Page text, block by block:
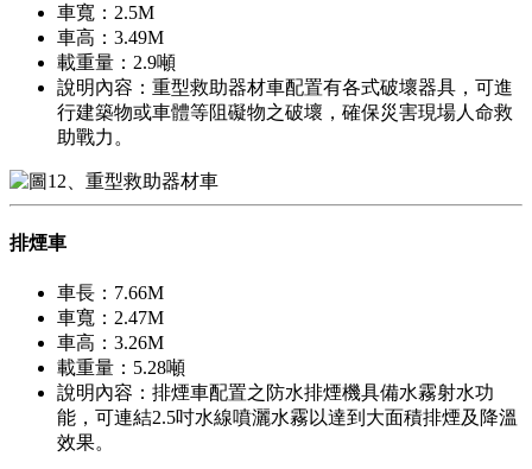
車寬：2.5M
車高：3.49M
載重量：2.9噸
說明內容：重型救助器材車配置有各式破壞器具，可進
行建築物或車體等阻礙物之破壞，確保災害現場人命救
助戰力。
排煙車
車長：7.66M
車寬：2.47M
車高：3.26M
載重量：5.28噸
說明內容：排煙車配置之防水排煙機具備水霧射水功
能，可連結2.5吋水線噴灑水霧以達到大面積排煙及降溫
效果。